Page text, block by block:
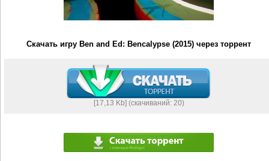
Скачать игру Ben and Ed: Bencalypse (2015) через торрент
[17,13 Kb] (cкачиваний: 20)